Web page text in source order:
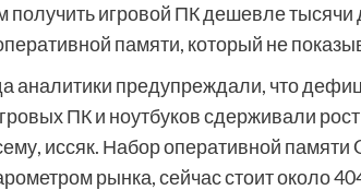
получить игровой ПК дешевле
памяти, который не
аналитики предупреждали, что
ПК и ноутбуков сдерживали рост
иссяк. Набор оперативной памяти
рынка, сейчас стоит около